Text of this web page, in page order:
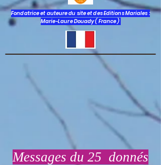
Fondatrice et auteure du site et des Editions Mariales :
Marie-Laure Douady ( France )
Messages du 25 donnés